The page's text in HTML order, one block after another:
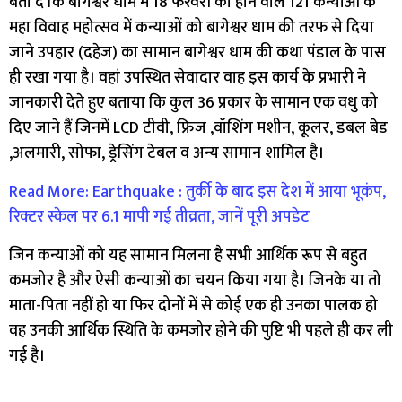
महा विवाह महोत्सव में कन्याओं को बागेश्वर धाम की तरफ से दिया
जाने उपहार (दहेज) का सामान बागेश्वर धाम की कथा पंडाल के पास
ही रखा गया है। वहां उपस्थित सेवादार वाह इस कार्य के प्रभारी ने
जानकारी देते हुए बताया कि कुल 36 प्रकार के सामान एक वधु को
दिए जाने हैं जिनमें LCD टीवी, फ्रिज ,वॉशिंग मशीन, कूलर, डबल बेड
,अलमारी, सोफा, ड्रेसिंग टेबल व अन्य सामान शामिल है।
Read More: Earthquake : तुर्की के बाद इस देश में आया भूकंप,
रिक्टर स्केल पर 6.1 मापी गई तीव्रता, जानें पूरी अपडेट
जिन कन्याओं को यह सामान मिलना है सभी आर्थिक रूप से बहुत
कमजोर है और ऐसी कन्याओं का चयन किया गया है। जिनके या तो
माता-पिता नहीं हो या फिर दोनों में से कोई एक ही उनका पालक हो
वह उनकी आर्थिक स्थिति के कमजोर होने की पुष्टि भी पहले ही कर ली
गई है।